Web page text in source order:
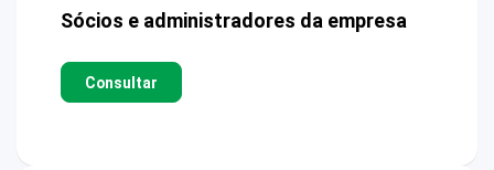
Sócios e administradores da empresa
Consultar